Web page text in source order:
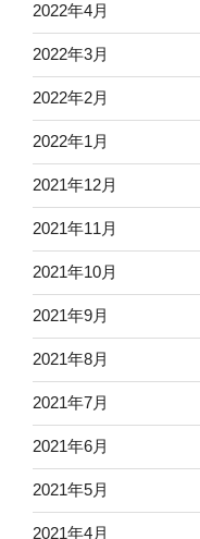
2022年4月
2022年3月
2022年2月
2022年1月
2021年12月
2021年11月
2021年10月
2021年9月
2021年8月
2021年7月
2021年6月
2021年5月
2021年4月